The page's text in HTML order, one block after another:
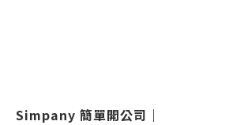
Simpany 簡單開公司 ｜